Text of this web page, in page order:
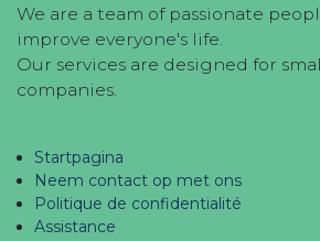
We are a team of passionate
improve everyone's life.
Our services are designed for
companies.
Startpagina
Neem contact op met ons
Politique de confidentialité
Assistance